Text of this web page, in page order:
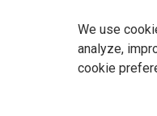
We use
analyze,
cookie